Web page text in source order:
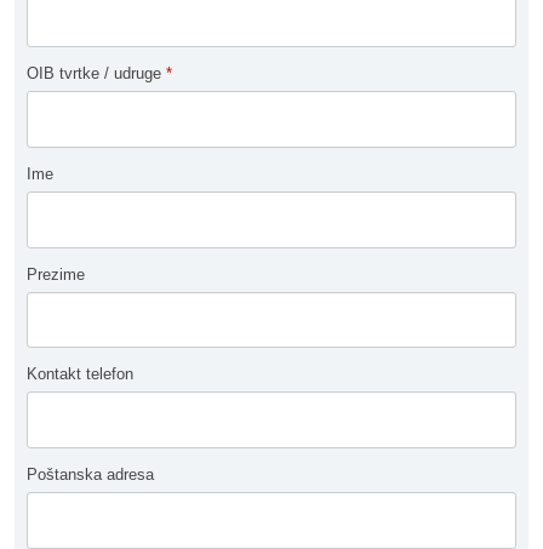
OIB tvrtke / udruge *
Ime
Prezime
Kontakt telefon
Poštanska adresa